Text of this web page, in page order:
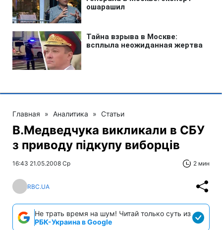
Главная » Аналитика » Статьи
В.Медведчука викликали в СБУ
з приводу підкупу виборців
16:43 21.05.2008 Ср 2 мин
RBC.UA
Не трать время на шум! Читай только суть из
РБК-Украина в Google